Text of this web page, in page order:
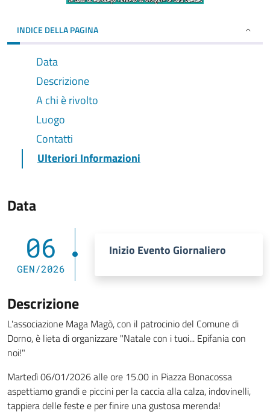
INDICE DELLA PAGINA
Data
Descrizione
A chi è rivolto
Luogo
Contatti
Ulteriori Informazioni
Data
06
GEN/2026
Inizio Evento Giornaliero
Descrizione
L'associazione Maga Magò, con il patrocinio del Comune di
Dorno, è lieta di organizzare "Natale con i tuoi... Epifania con
noi!"
Martedì 06/01/2026 alle ore 15.00 in Piazza Bonacossa
aspettiamo grandi e piccini per la caccia alla calza, indovinelli,
tappiera delle feste e per finire una gustosa merenda!